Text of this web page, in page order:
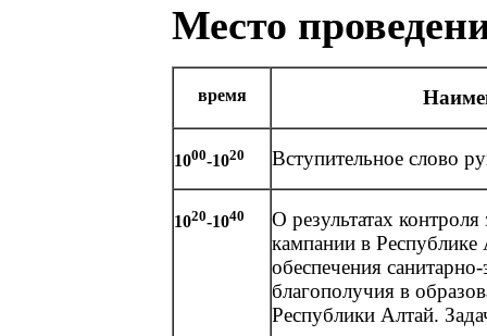
Место
время
1000-1020 Вступительное слово
1020-1040
О результатах
кампании в
обеспечения
благополучия в
Республики Алтай.